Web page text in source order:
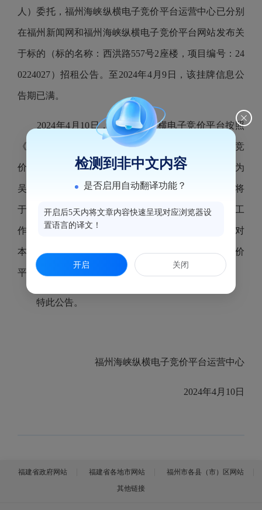
人）委托，福州海峡纵横电子竞价平台运营中心已分别
在福州新闻网和福州海峡纵横电子竞价平台网站发布关
于标的（标的名称：西洪路557号2座楼，项目编号：24
0224027）招租公告。至2024年4月9日，该挂牌信息公
告期已满。
2024年4月10日，福州海峡纵横电子竞价平台按照
《国有资产公开招租办理规程（试行）》组织电子竞
价。最终该标的以租金31900（元/月）成交，承租人为
吴群英，竞价活动已经结束，该项目相关的交割手续将
于近期办理。现将本次竞价结果进行公告，公告5个工
作日（公告期：2024年4月10日-2024年4月16日），对
本结果有异议者请在公告期内向福州海峡纵横电子竞价
平台运营中心署名反映。
特此公告。
福州海峡纵横电子竞价平台运营中心
2024年4月10日
福建省政府网站 福建省各地市网站
福州市各县（市）区网站
其他链接
检测到非中文内容
是否启用自动翻译功能？
开启后5天内将文章内容快速呈现对应浏览器设
置语言的译文！
开启 关闭